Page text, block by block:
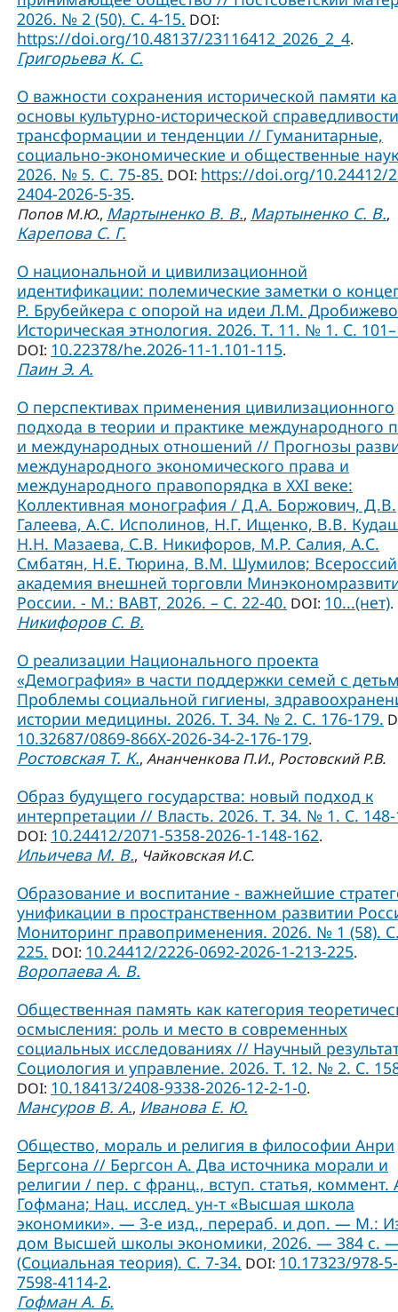
2026. № 2 (50). С. 4-15. DOI:
https://doi.org/10.48137/23116412_2026_2_4.
Григорьева К. С.
О важности сохранения исторической памяти
основы культурно-исторической
трансформации и тенденции // Гуманитарные,
социально-экономические и общественные
2026. № 5. С. 75-85. DOI: https://doi.org/10.24412/
2404-2026-5-35.
Попов М.Ю., Мартыненко В. В., Мартыненко С. В.,
Карепова С. Г.
О национальной и цивилизационной
идентификации: полемические заметки о
Р. Брубейкера с опорой на идеи Л.М.
Историческая этнология. 2026. Т. 11. № 1. С.
DOI: 10.22378/he.2026-11-1.101-115.
Паин Э. А.
О перспективах применения цивилизационного
подхода в теории и практике международного
и международных отношений // Прогнозы
международного экономического права и
международного правопорядка в XXI веке:
Коллективная монография / Д.А. Боржович, Д.В.
Галеева, А.С. Исполинов, Н.Г. Ищенко, В.В.
Н.Н. Мазаева, С.В. Никифоров, М.Р. Салия, А.С.
Смбатян, Н.Е. Тюрина, В.М. Шумилов;
академия внешней торговли
России. - М.: ВАВТ, 2026. – С. 22-40. DOI: 10...(нет).
Никифоров С. В.
О реализации Национального проекта
«Демография» в части поддержки семей с
Проблемы социальной гигиены,
истории медицины. 2026. Т. 34. № 2. С. 176-179.
10.32687/0869-866X-2026-34-2-176-179.
Ростовская Т. К., Ананченкова П.И., Ростовский Р.В.
Образ будущего государства: новый подход к
интерпретации // Власть. 2026. Т. 34. № 1. С.
DOI: 10.24412/2071-5358-2026-1-148-162.
Ильичева М. В., Чайковская И.С.
Образование и воспитание - важнейшие
унификации в пространственном развитии
Мониторинг правоприменения. 2026. № 1 (58).
225. DOI: 10.24412/2226-0692-2026-1-213-225.
Воропаева А. В.
Общественная память как категория
осмысления: роль и место в современных
социальных исследованиях // Научный
Социология и управление. 2026. Т. 12. № 2. С.
DOI: 10.18413/2408-9338-2026-12-2-1-0.
Мансуров В. А., Иванова Е. Ю.
Общество, мораль и религия в философии Анри
Бергсона // Бергсон А. Два источника морали и
религии / пер. с франц., вступ. статья, коммент.
Гофмана; Нац. исслед. ун-т «Высшая школа
экономики». — 3-е изд., перераб. и доп. — М.:
дом Высшей школы экономики, 2026. — 384 с.
(Социальная теория). C. 7-34. DOI: 10.17323/978-5-
7598-4114-2.
Гофман А. Б.